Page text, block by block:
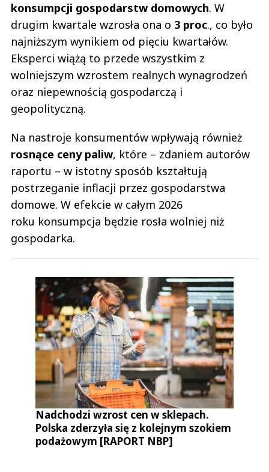
konsumpcji gospodarstw domowych. W
drugim kwartale wzrosła ona o 3 proc., co było
najniższym wynikiem od pięciu kwartałów.
Eksperci wiążą to przede wszystkim z
wolniejszym wzrostem realnych wynagrodzeń
oraz niepewnością gospodarczą i
geopolityczną.
Na nastroje konsumentów wpływają również
rosnące ceny paliw, które – zdaniem autorów
raportu – w istotny sposób kształtują
postrzeganie inflacji przez gospodarstwa
domowe. W efekcie w całym 2026
roku konsumpcja będzie rosła wolniej niż
gospodarka.
Nadchodzi wzrost cen w sklepach.
Polska zderzyła się z kolejnym szokiem
podażowym [RAPORT NBP]